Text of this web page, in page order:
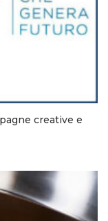
creative e